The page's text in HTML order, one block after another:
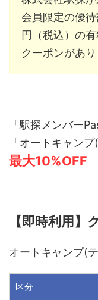
会員限定の優
円（税込）の
クーポンがあり
「駅探メンバー
「 オートキャン
最大10%OFF
【即時利用】
オートキャンプ(
区分